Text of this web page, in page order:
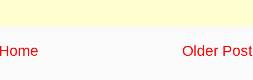
Older Post
Home